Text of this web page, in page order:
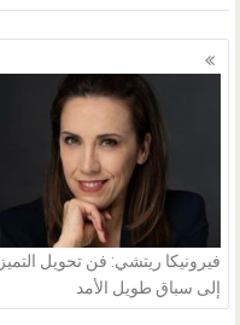
تصفّح
المقالات
فيرونيكا ريتشي: فن تحويل التميز
إلى سباق طويل الأمد